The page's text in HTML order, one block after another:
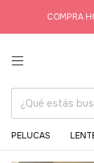
COMPRA
PELUCAS